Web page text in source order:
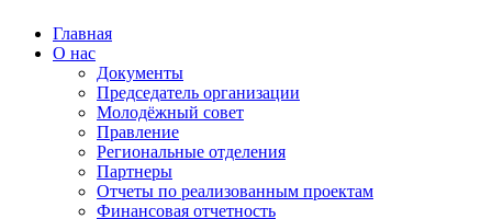
Главная
О нас
Документы
Председатель организации
Молодёжный совет
Правление
Региональные отделения
Партнеры
Отчеты по реализованным проектам
Финансовая отчетность